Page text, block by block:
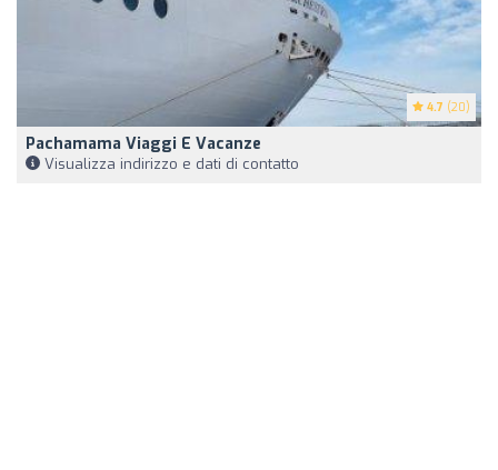
4.7 (20)
Pachamama Viaggi E Vacanze
Visualizza indirizzo e dati di contatto